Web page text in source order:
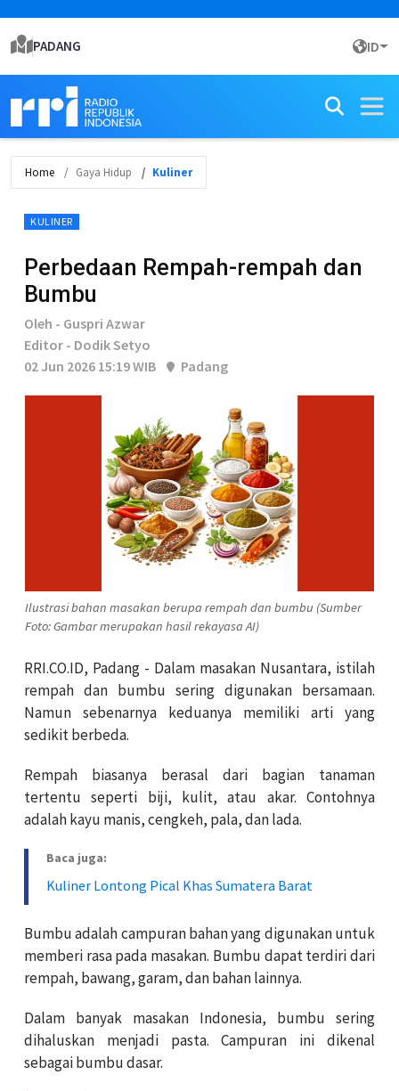
PADANG ID
Home Gaya Hidup Kuliner
KULINER
Perbedaan Rempah-rempah dan
Bumbu
Oleh - Guspri Azwar
Editor - Dodik Setyo
02 Jun 2026 15:19 WIB
Padang
Ilustrasi bahan masakan berupa rempah dan bumbu (Sumber
Foto: Gambar merupakan hasil rekayasa AI)
RRI.CO.ID, Padang - Dalam masakan Nusantara, istilah
rempah dan bumbu sering digunakan bersamaan.
Namun sebenarnya keduanya memiliki arti yang
sedikit berbeda.
Rempah biasanya berasal dari bagian tanaman
tertentu seperti biji, kulit, atau akar. Contohnya
adalah kayu manis, cengkeh, pala, dan lada.
Baca juga:
Kuliner Lontong Pical Khas Sumatera Barat
Bumbu adalah campuran bahan yang digunakan untuk
memberi rasa pada masakan. Bumbu dapat terdiri dari
rempah, bawang, garam, dan bahan lainnya.
Dalam banyak masakan Indonesia, bumbu sering
dihaluskan menjadi pasta. Campuran ini dikenal
sebagai bumbu dasar.